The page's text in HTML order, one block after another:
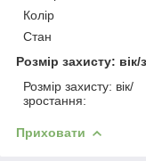
Колір
Стан
Розмір захисту: вік/
Розмір захисту: вік/
зростання:
Приховати